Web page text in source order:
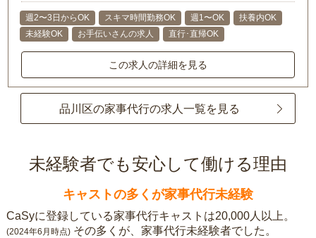
週2〜3日からOK スキマ時間勤務OK 週1〜OK
扶養内OK
未経験OK
お手伝いさんの求人 直行･直帰OK
この求人の詳細を見る
品川区の家事代行の求人一覧を見る
未経験者でも安心して働ける理由
キャストの多くが家事代行未経験
CaSyに登録している家事代行キャストは20,000人以上。
(2024年6月時点) その多くが、家事代行未経験者でした。